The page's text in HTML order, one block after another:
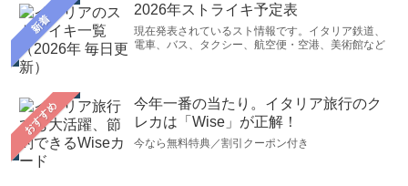
新着
2026年ストライキ予定表
現在発表されているスト情報です。イタリア鉄道、
電車、バス、タクシー、航空便・空港、美術館など
おすすめ
今年一番の当たり。イタリア旅行のク
レカは「Wise」が正解！
今なら無料特典／割引クーポン付き